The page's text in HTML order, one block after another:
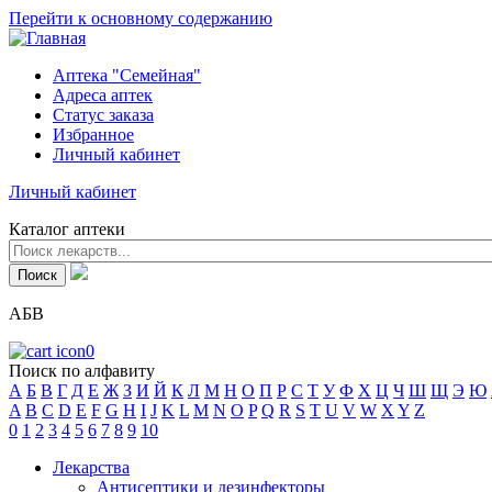
Перейти к основному содержанию
Аптека "Семейная"
Адреса аптек
Статус заказа
Избранное
Личный кабинет
Личный кабинет
Каталог аптеки
АБВ
0
Поиск по алфавиту
А Б В Г Д Е Ж З И Й К Л М Н О П Р С Т У Ф Х Ц Ч Ш Щ Э Ю
A B C D E F G H I J K L M N O P Q R S T U V W X Y Z
0 1 2 3 4 5 6 7 8 9 10
Лекарства
Антисептики и дезинфекторы